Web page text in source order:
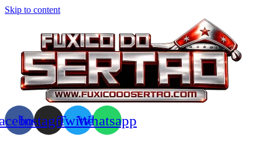
Skip to content
InstagramTwitterWhatsapp